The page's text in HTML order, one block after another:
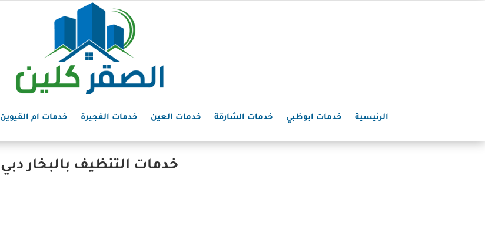
الرئيسية خدمات ابوظبي خدمات الشارقة خدمات العين خدمات الفجيرة خدمات ام القيوين
خدمات التنظيف بالبخار دبي